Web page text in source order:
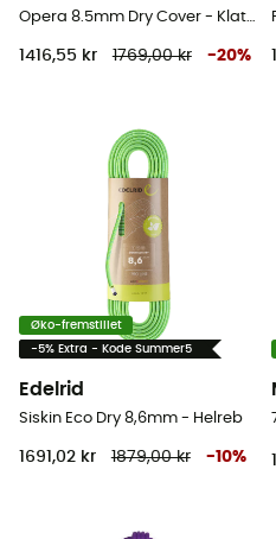
Opera 8.5mm Dry Cover - Klatrereb
1416,55 kr 1769,00 kr -20%
Øko-fremstillet
-5% Extra - Kode Summer5
Edelrid
Siskin Eco Dry 8,6mm - Helreb
1691,02 kr 1879,00 kr -10%